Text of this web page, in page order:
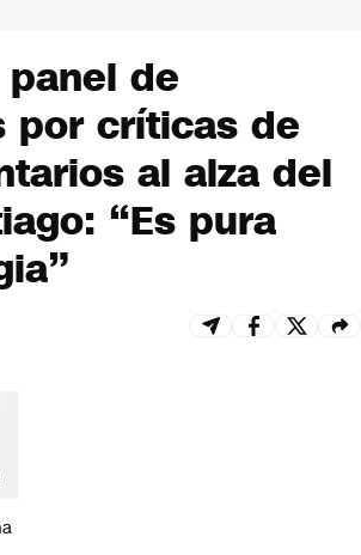
de
por críticas de
al alza del
“Es pura